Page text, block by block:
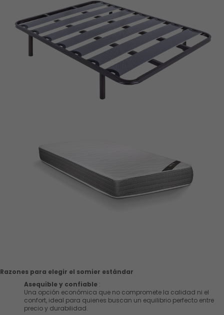
Razones para elegir el somier estándar
Asequible y confiable :
Una opción económica que no compromete la calidad ni el
confort, ideal para quienes buscan un equilibrio perfecto entre
precio y durabilidad.